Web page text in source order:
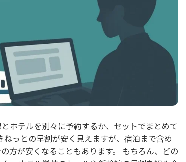
ホテルを別々に予約するか、セットでまとめて
っとの早割が安く見えますが、宿泊まで含め
方が安くなることもあります。 もちろん、どの